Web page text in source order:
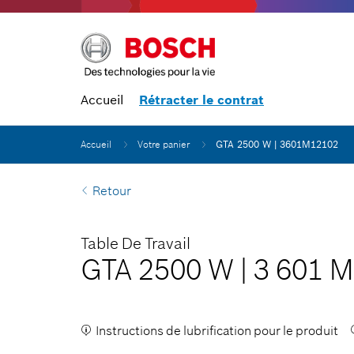
Accueil Rétracter le contrat
Accueil Votre panier GTA 2500 W | 3601M12102
Retour
Table De Travail
GTA 2500 W | 3 601
Instructions de lubrification pour le produit